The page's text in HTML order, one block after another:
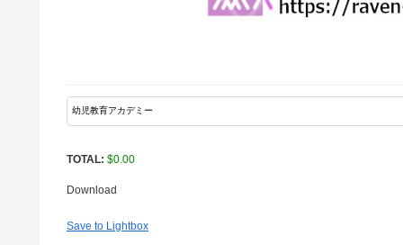
TOTAL: $0.00
Download
Save to Lightbox